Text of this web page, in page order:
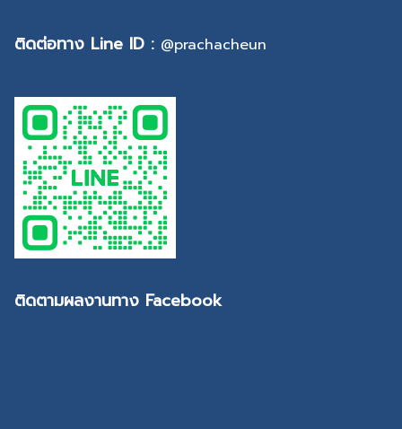
ติดต่อทาง Line ID : @prachacheun
ติดตามผลงานทาง Facebook